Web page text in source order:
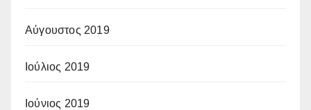
Αύγουστος 2019
Ιούλιος 2019
Ιούνιος 2019